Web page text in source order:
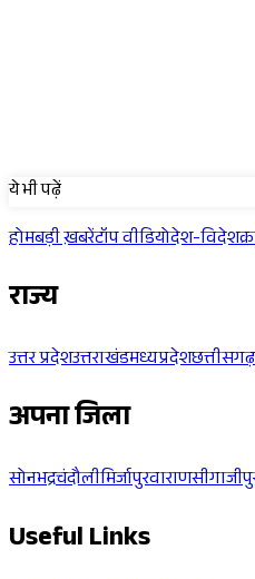
ये भी पढ़ें
होमबड़ी ख़बरेंटॉप वीडियोदेश-विदेश
राज्य
उत्तर प्रदेशउत्तराखंडमध्यप्रदेशछत्तीसगढ़
अपना जिला
सोनभद्रचंदौलीमिर्जापुरवाराणसी
Useful Links